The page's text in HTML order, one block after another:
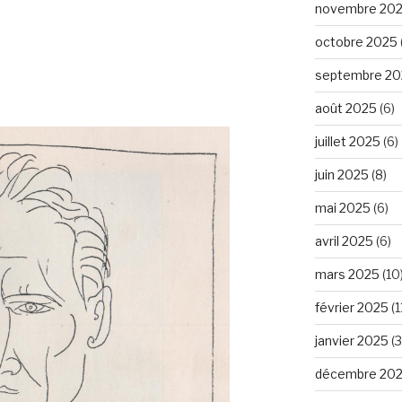
novembre
octobre 2025
septembre
août 2025 (6)
juillet 2025 (6)
juin 2025 (8)
mai 2025 (6)
avril 2025 (6)
mars 2025 (10)
février 2025
janvier 2025
décembre